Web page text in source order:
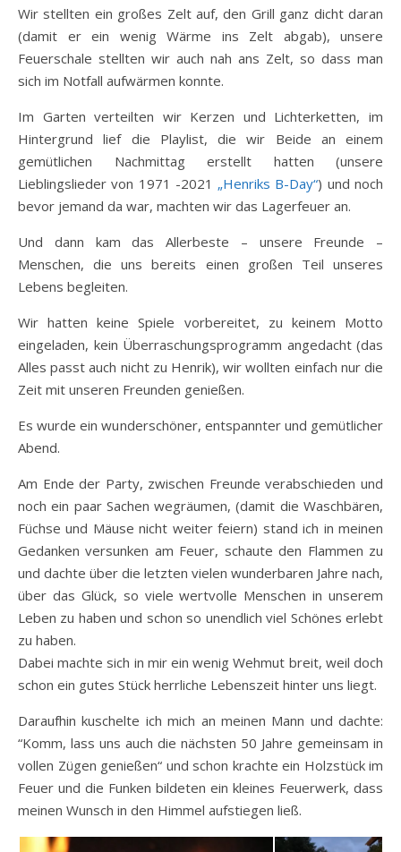
Wir stellten ein großes Zelt auf, den Grill ganz dicht daran
(damit er ein wenig Wärme ins Zelt abgab), unsere
Feuerschale stellten wir auch nah ans Zelt, so dass man
sich im Notfall aufwärmen konnte.
Im Garten verteilten wir Kerzen und Lichterketten, im
Hintergrund lief die Playlist, die wir Beide an einem
gemütlichen Nachmittag erstellt hatten (unsere
Lieblingslieder von 1971 -2021 „Henriks B-Day“) und noch
bevor jemand da war, machten wir das Lagerfeuer an.
Und dann kam das Allerbeste – unsere Freunde –
Menschen, die uns bereits einen großen Teil unseres
Lebens begleiten.
Wir hatten keine Spiele vorbereitet, zu keinem Motto
eingeladen, kein Überraschungsprogramm angedacht (das
Alles passt auch nicht zu Henrik), wir wollten einfach nur die
Zeit mit unseren Freunden genießen.
Es wurde ein wunderschöner, entspannter und gemütlicher
Abend.
Am Ende der Party, zwischen Freunde verabschieden und
noch ein paar Sachen wegräumen, (damit die Waschbären,
Füchse und Mäuse nicht weiter feiern) stand ich in meinen
Gedanken versunken am Feuer, schaute den Flammen zu
und dachte über die letzten vielen wunderbaren Jahre nach,
über das Glück, so viele wertvolle Menschen in unserem
Leben zu haben und schon so unendlich viel Schönes erlebt
zu haben.
Dabei machte sich in mir ein wenig Wehmut breit, weil doch
schon ein gutes Stück herrliche Lebenszeit hinter uns liegt.
Daraufhin kuschelte ich mich an meinen Mann und dachte:
“Komm, lass uns auch die nächsten 50 Jahre gemeinsam in
vollen Zügen genießen“ und schon krachte ein Holzstück im
Feuer und die Funken bildeten ein kleines Feuerwerk, dass
meinen Wunsch in den Himmel aufstiegen ließ.